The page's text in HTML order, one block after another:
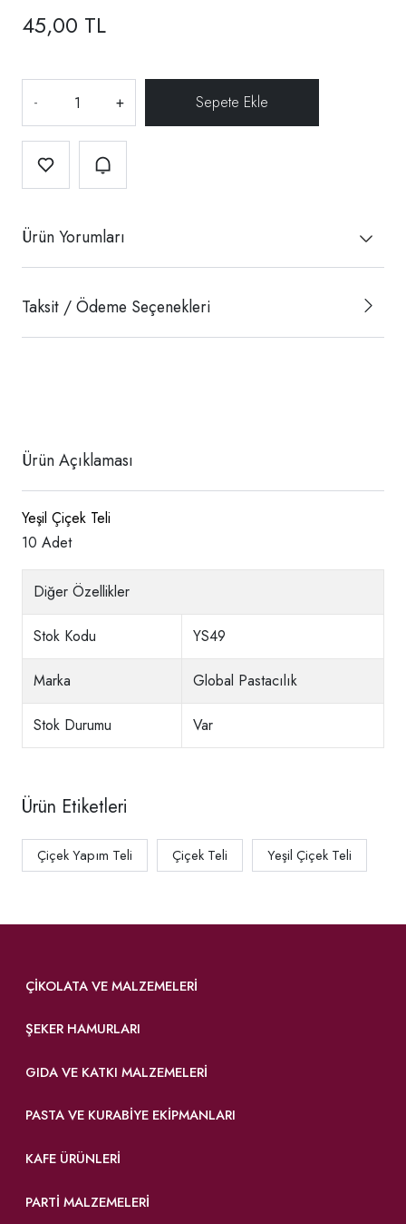
45,00 TL
- +
Ürün Yorumları
Taksit / Ödeme Seçenekleri
Ürün Açıklaması
Yeşil Çiçek Teli
10 Adet
Diğer Özellikler
Stok Kodu YS49
Marka Global Pastacılık
Stok Durumu Var
Ürün Etiketleri
Çiçek Yapım Teli Çiçek Teli Yeşil Çiçek Teli
ÇIKOLATA VE MALZEMELERI
ŞEKER HAMURLARI
GIDA VE KATKI MALZEMELERI
PASTA VE KURABIYE EKIPMANLARI
KAFE ÜRÜNLERI
PARTI MALZEMELERI